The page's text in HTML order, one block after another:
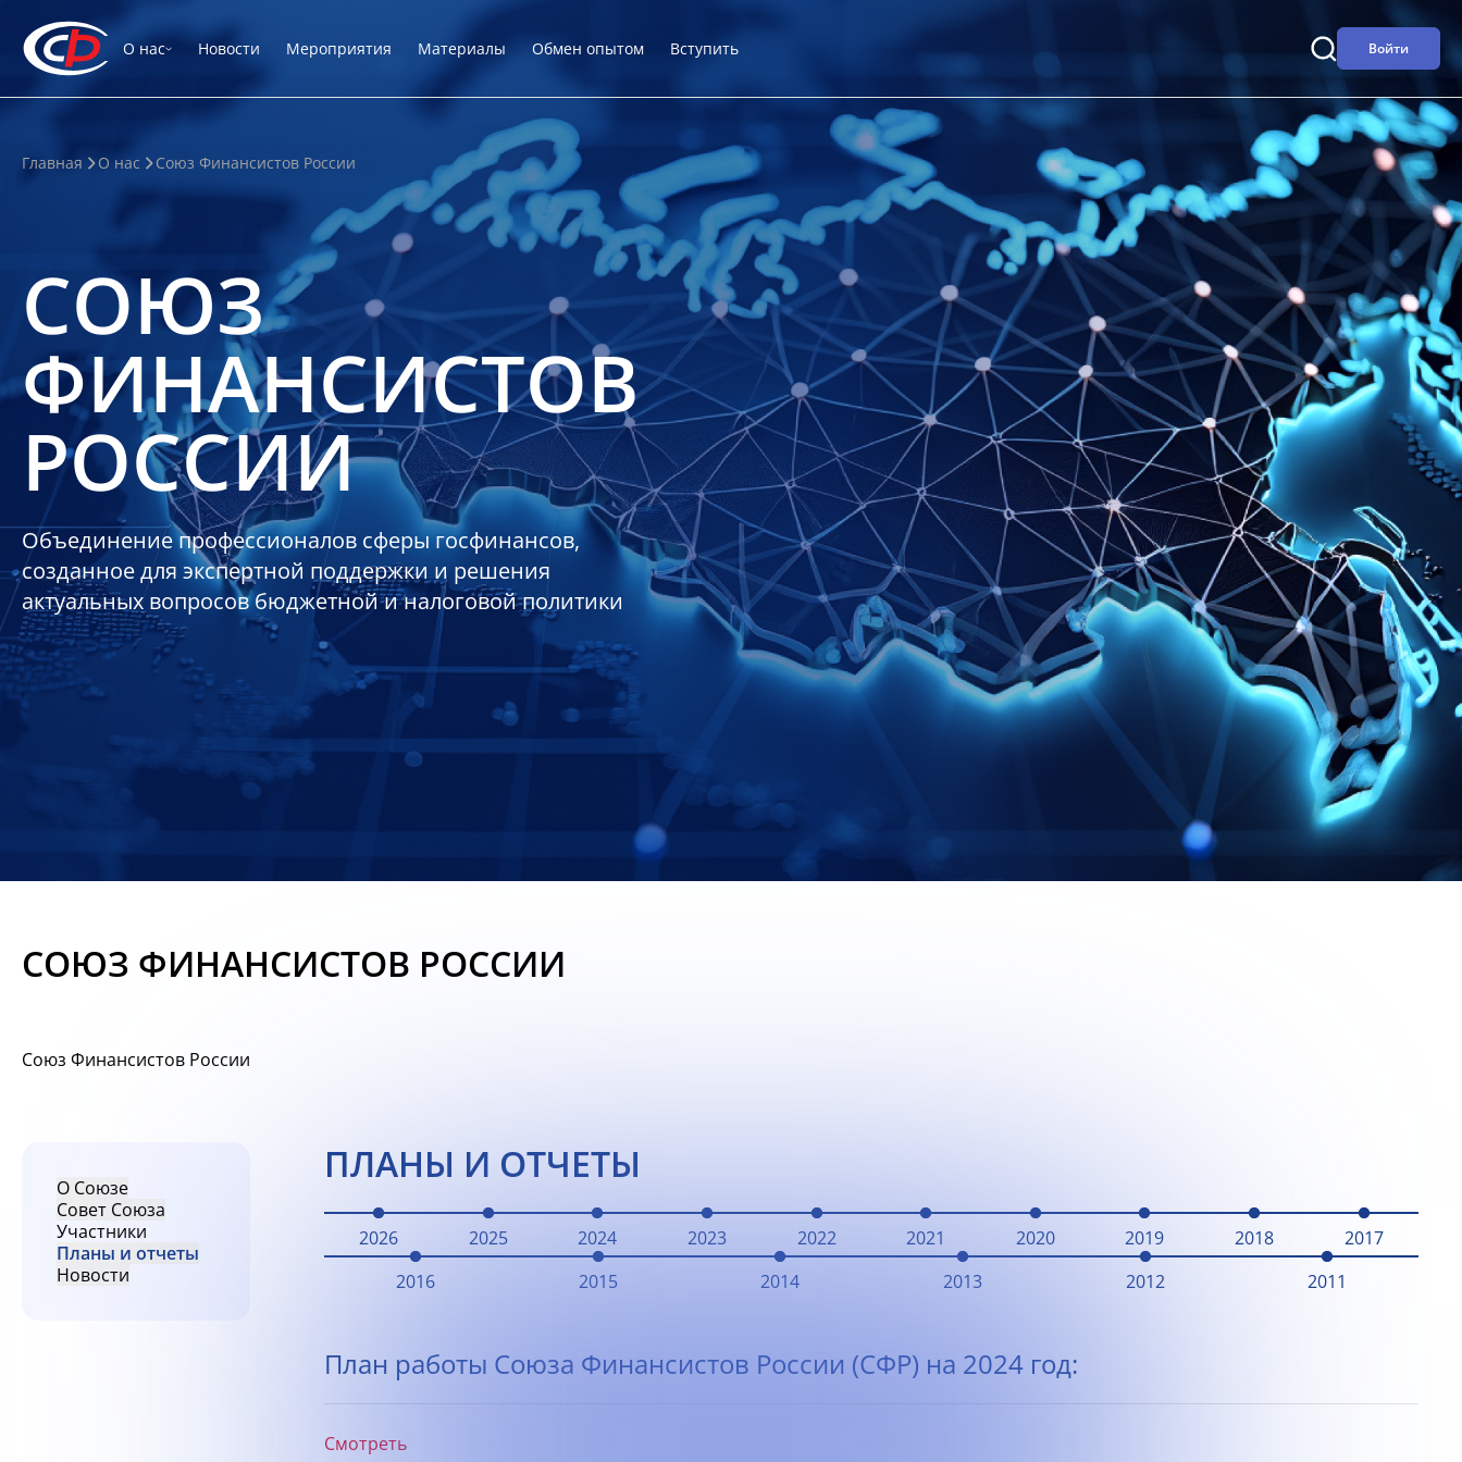
О нас Новости Мероприятия Материалы Обмен опытом Вступить Войти
Главная О нас Союз Финансистов России
СОЮЗ
ФИНАНСИСТОВ
РОССИИ
Объединение профессионалов сферы госфинансов,
созданное для экспертной поддержки и решения
актуальных вопросов бюджетной и налоговой политики
СОЮЗ ФИНАНСИСТОВ РОССИИ
Союз Финансистов России
О Союзе
Совет Союза
Участники
Планы и отчеты
Новости
ПЛАНЫ И ОТЧЕТЫ
2026 2025 2024 2023 2022 2021 2020 2019 2018
2017
2016
2015 2014 2013 2012 2011
План работы Союза Финансистов России (СФР) на 2024 год:
Смотреть